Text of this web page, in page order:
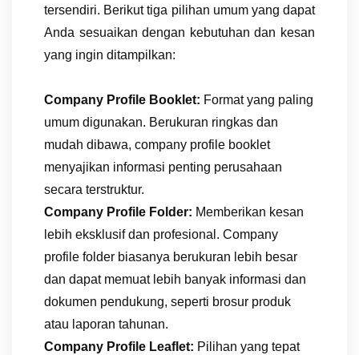
tersendiri. Berikut tiga pilihan umum yang dapat
Anda sesuaikan dengan kebutuhan dan kesan
yang ingin ditampilkan:
Company Profile Booklet: Format yang paling
umum digunakan. Berukuran ringkas dan
mudah dibawa, company profile booklet
menyajikan informasi penting perusahaan
secara terstruktur.
Company Profile Folder: Memberikan kesan
lebih eksklusif dan profesional. Company
profile folder biasanya berukuran lebih besar
dan dapat memuat lebih banyak informasi dan
dokumen pendukung, seperti brosur produk
atau laporan tahunan.
Company Profile Leaflet: Pilihan yang tepat